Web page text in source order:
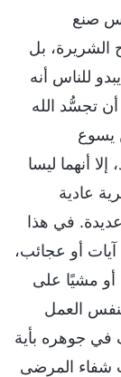
صنع
الشريرة، بل
للناس أنه
تجسُّد الله
يسوع
أنهما ليسا
عادية
في هذا
آيات أو عجائب،
أو مشيًا على
بنفس العمل
في جوهره بأية
شفاء المرضى